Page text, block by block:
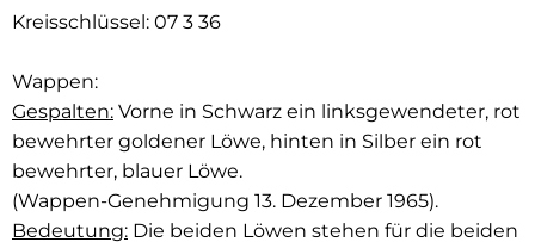
Kreisschlüssel: 07 3 36
Wappen:
Gespalten: Vorne in Schwarz ein linksgewendeter, rot
bewehrter goldener Löwe, hinten in Silber ein rot
bewehrter, blauer Löwe.
(Wappen-Genehmigung 13. Dezember 1965).
Bedeutung: Die beiden Löwen stehen für die beiden